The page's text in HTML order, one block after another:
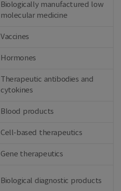
Biologically manufactured low
molecular medicine
Vaccines
Hormones
Therapeutic antibodies and
cytokines
Blood products
Cell-based therapeutics
Gene therapeutics
Biological diagnostic products